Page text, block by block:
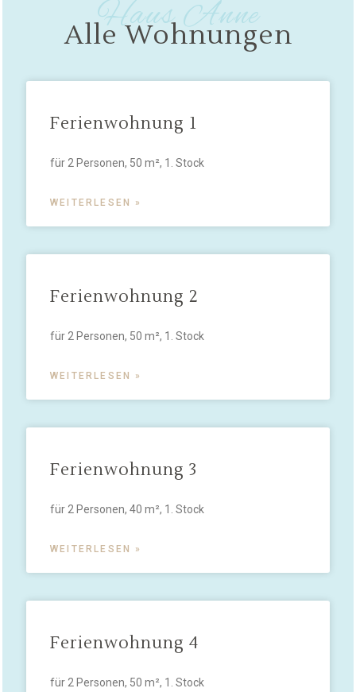
Haus Anne
Alle Wohnungen
Ferienwohnung 1
für 2 Personen, 50 m², 1. Stock
WEITERLESEN »
Ferienwohnung 2
für 2 Personen, 50 m², 1. Stock
WEITERLESEN »
Ferienwohnung 3
für 2 Personen, 40 m², 1. Stock
WEITERLESEN »
Ferienwohnung 4
für 2 Personen, 50 m², 1. Stock